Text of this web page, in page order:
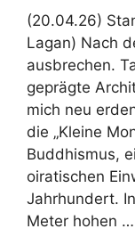
(20.04.26)
Lagan) Nach
ausbrechen.
geprägte
mich neu
die „Kleine
Buddhismus,
oiratischen
Jahrhundert.
Meter hohen …